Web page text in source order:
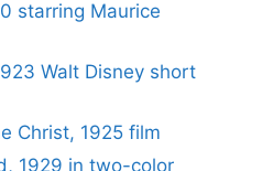
starring Maurice
Walt Disney short
Christ, 1925 film
1929 in two-color